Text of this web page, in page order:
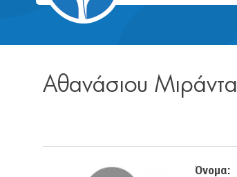
Αθανάσιου Μιράντα
Όνομα: